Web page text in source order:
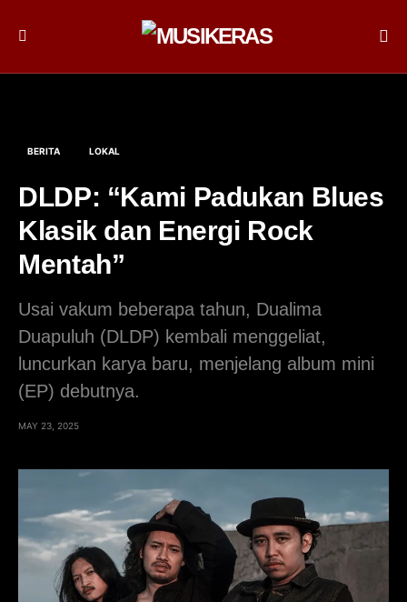
BERITA LOKAL
DLDP: “Kami Padukan Blues
Klasik dan Energi Rock
Mentah”
Usai vakum beberapa tahun, Dualima
Duapuluh (DLDP) kembali menggeliat,
luncurkan karya baru, menjelang album mini
(EP) debutnya.
MAY 23, 2025